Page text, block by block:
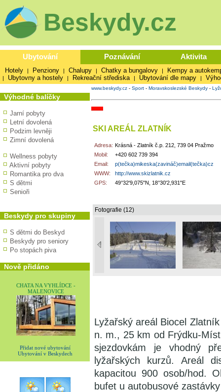
Beskydy.cz
Ubytování Poznávání Aktivita
Hotely | Penziony | Chalupy | Chatky a bungalovy | Kempy a
| Ubytovny a hostely | Rekreační střediska | Ubytování dle mapy |
Výhodné balíčky
Jarní pobyty
Letní dovolená
Podzim levněji
Zimní dovolená
Wellness pobyty
Aktivní pobyty
Romantika pro dva
S dětmi
Senioři
Beskydy pro skupiny
S dětmi do Beskyd
Beskydy pro seniory
Po stopách piva
Nově přidáno
CHATA NA VYHLÍDCE -
MALENOVICE
Přidat nové ubytování
Ubytování v Beskydech
www.beskydy.cz - Sport - Moravskoslezské Beskydy -
SKI AREÁL ZLATNÍK
Adresa: Krásná - Zlatník č.p. 212, 739 04 Pražmo
Mobil:
+420 602 739 394
Email:
p(tečka)mikeska(zavináč)email(tečka)cz
WWW:
http://www.skizlatnik.cz
GPS:
49°32'9,075"N, 18°30'2,931"E
Fotografie (12)
Lyžařský areál Biocel
n. m., 25 km od Frýdku-
sjezdovkám je vhodný
lyžařských kurzů. Areál
kapacitou 900 osob/hod.
bufet u autobusové